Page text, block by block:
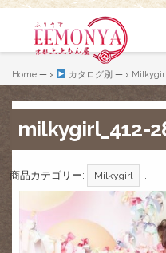
Home — › カタログ別 — ›
milkygirl_412-
商品カテゴリー: Milkygirl .